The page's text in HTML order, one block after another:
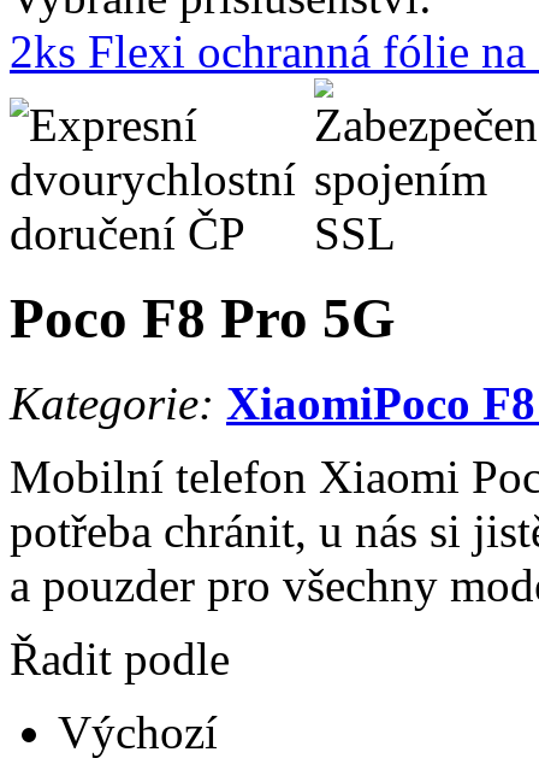
2ks Flexi ochranná fólie
Poco F8 Pro 5G
Kategorie: XiaomiPoco
Mobilní telefon Xiaomi
potřeba chránit, u nás si
a pouzder pro všechny
Řadit podle
Výchozí